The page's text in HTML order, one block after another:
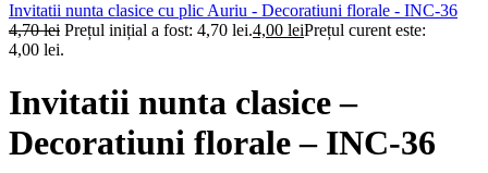
Invitatii nunta clasice cu plic Auriu - Decoratiuni florale - INC-36
4,70lei Prețul inițial a fost: 4,70 lei.4,00 leiPrețul curent este:
4,00 lei.
Invitatii nunta clasice –
Decoratiuni florale – INC-36